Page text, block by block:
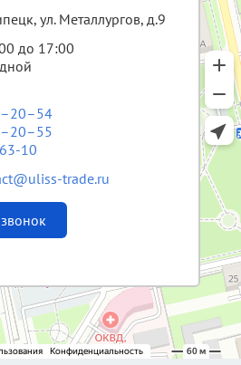
ул. Металлургов, д.9
до 17:00
10
trade.ru